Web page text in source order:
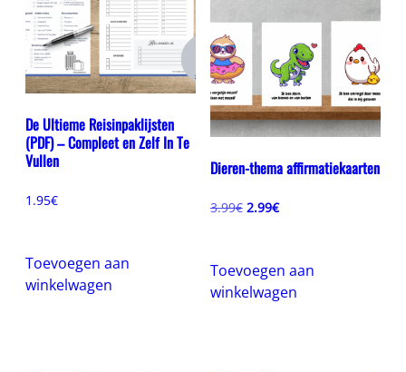
De Ultieme Reisinpaklijsten
(PDF) – Compleet en Zelf In Te
Vullen
1.95€
Toevoegen aan
winkelwagen
Dieren-thema affirmatiekaarten
3.99€ Oorspronkelijke
2.99€Huidige
Toevoegen aan
winkelwagen